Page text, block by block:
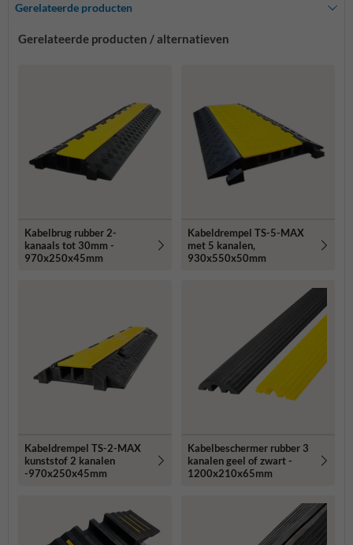
Gerelateerde producten
Gerelateerde producten / alternatieven
Kabelbrug rubber 2-
kanaals tot 30mm -
970x250x45mm
Kabeldrempel TS-5-MAX
met 5 kanalen,
930x550x50mm
Kabeldrempel TS-2-MAX
kunststof 2 kanalen
-970x250x45mm
Kabelbeschermer rubber 3
kanalen geel of zwart -
1200x210x65mm